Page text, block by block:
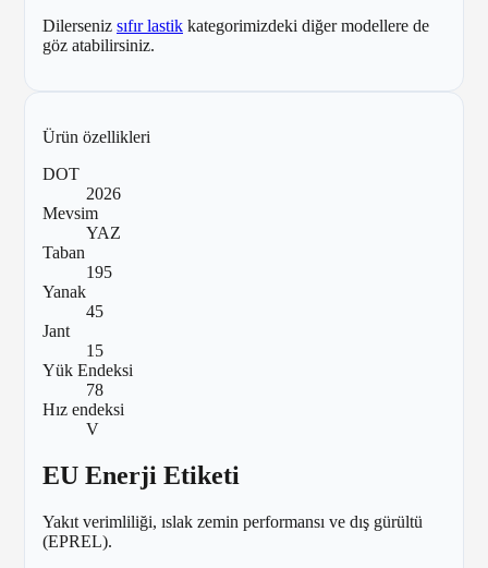
Dilerseniz sıfır lastik kategorimizdeki diğer modellere de
göz atabilirsiniz.
Ürün özellikleri
DOT
2026
Mevsim
YAZ
Taban
195
Yanak
45
Jant
15
Yük Endeksi
78
Hız endeksi
V
EU Enerji Etiketi
Yakıt verimliliği, ıslak zemin performansı ve dış gürültü
(EPREL).